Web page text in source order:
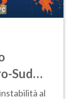
Sud
al